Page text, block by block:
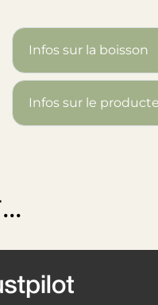
Infos sur la boisson
Infos sur le